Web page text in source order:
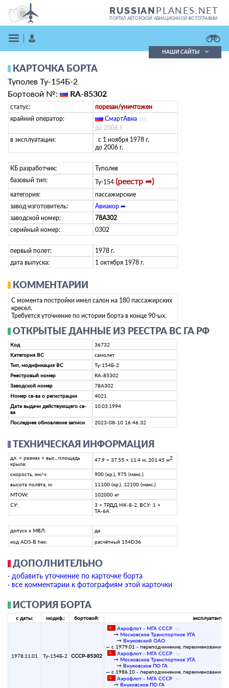
RUSSIANPLANES.NET
ПОРТАЛ АВТОРСКОЙ АВИАЦИОННОЙ ФОТОГРАФИИ
ВОЙТИ
ЗАРЕГИСТРИРОВАТЬСЯ
Поиск фотографий
Кратко
НАШИ САЙТЫ
КАРТОЧКА БОРТА
Туполев Ту-154Б-2
Бортовой №:
RA-85302
статус:
порезан/уничтожен
крайний оператор:
СмартАвиа ru
до 2006 г.
в эксплуатации:
с 1 ноября 1978 г.
до 2006 г.
КБ разработчик:
Туполев
базовый тип:
Ту-154 (реестр ➦)
категория:
пассажирские
завод-изготовитель:
Авиакор ➦
заводской номер:
78A302
серийный номер:
0302
первый полет:
1978 г.
дата выпуска:
1 октября 1978 г.
КОММЕНТАРИИ
С момента постройки имел салон на 180 пассажирских
кресел.
Требуется уточнение по истории борта в конце 90-ых.
ОТКРЫТЫЕ ДАННЫЕ ИЗ РЕЕСТРА ВС ГА РФ
Код
36732
Категория ВС
самолет
Тип, модификация ВС
Ту-154Б-2
Реестровый номер
RA-85302
Заводской номер
78А302
Номер св-ва о регистрации
4021
Дата выдачи действующего св-
ва
10.03.1994
Последнее обновление записи 2023-08-10 16:46:32
ТЕХНИЧЕСКАЯ ИНФОРМАЦИЯ
дл. × размах × выс., площадь
крыла:
47.9 × 37.55 × 11.4 м, 201.45 м2
скорость, км/ч:
900 (кр.), 975 (макс.)
высота полёта, м:
11100 (кр.), 12100 (макс.)
MTOW:
102000 кг
СУ:
3 × ТРДД НК-8-2, ВСУ: 1 ×
ТА-6А
допуск к МВЛ:
да
код ADS-B hex:
расчётный 154D36
ДОПОЛНИТЕЛЬНО
· добавить уточнение по карточке борта
· все комментарии к фотографиям этой карточки
ИСТОРИЯ БОРТА
с даты: модиф.: бортовой: эксплуатант:
1978.11.01 Ту-154Б-2 СССР-85302
Аэрофлот - МГА СССР su
→ Московское Транспортное УГА
→ Внуковский ОАО
— с 1979.01 - переподчинение, переименование:
Аэрофлот - МГА СССР su
→ Московское Транспортное УГА
→ Внуковское ПО ГА
— с 1986.10 - переподчинение, переименование:
Аэрофлот - МГА СССР su
→ Внуковское ПО ГА